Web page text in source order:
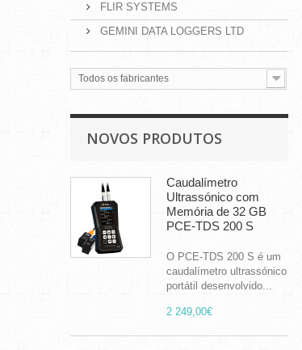
FLIR SYSTEMS
GEMINI DATA LOGGERS LTD
Todos os fabricantes
NOVOS PRODUTOS
Caudalímetro
Ultrassónico com
Memória de 32 GB
PCE-TDS 200 S
O PCE-TDS 200 S é um
caudalímetro ultrassónico
portátil desenvolvido...
2 249,00€